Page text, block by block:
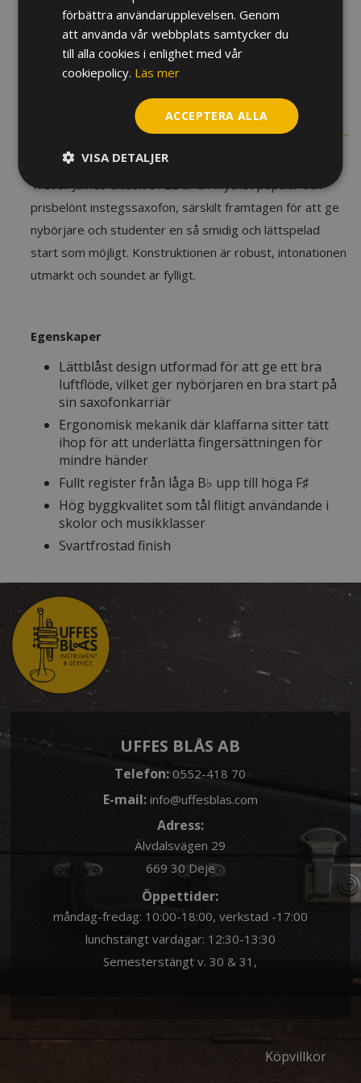
750 kr. 950 kr.
Altsaxofon
Trevor
frosted
LÄGG TILL I VARUKORG
Artikelnr:TJJ060124
Trevor James Classic 3722 är en mycket populär och
prisbelönt instegssaxofon, särskilt framtagen för att ge
nybörjare och studenter en så smidig och lättspelad
start som möjligt. Konstruktionen är robust, intonationen
utmärkt och soundet är fylligt.
Egenskaper
Lättblåst design utformad för att ge ett bra
luftflöde, vilket ger nybörjaren en bra start på
sin saxofonkarriär
Ergonomisk mekanik där klaffarna sitter tätt
ihop för att underlätta fingersättningen för
mindre händer
Fullt register från låga B♭ upp till höga F♯
Hög byggkvalitet som tål flitigt användande i
skolor och musikklasser
Svartfrostad finish
UFFES BLÅS AB
Telefon:0552-418 70
E-mail: info@uffesblas.com
Adress:
Älvdalsvägen 29
669 30 Deje
Öppettider:
måndag-fredag: 10:00-18:00, verkstad -17:00
lunchstängt vardagar: 12:30-13:30
Semesterstängt v. 30 & 31,
Köpvillkor
förbättra användarupplevelsen. Genom
att använda vår webbplats samtycker du
till alla cookies i enlighet med vår
cookiepolicy. Läs mer
ACCEPTERA ALLA
VISA DETALJER